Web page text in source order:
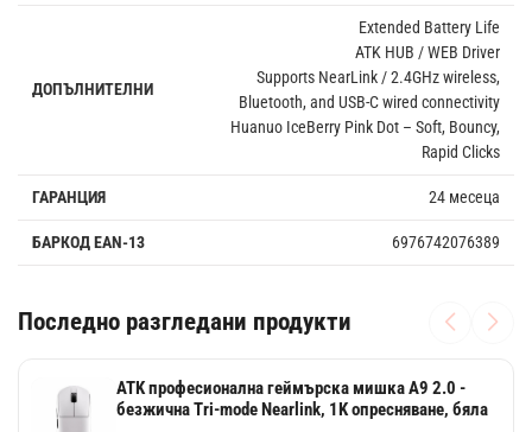
ДОПЪЛНИТЕЛНИ
Extended Battery Life
ATK HUB / WEB Driver
Supports NearLink / 2.4GHz wireless,
Bluetooth, and USB-C wired connectivity
Huanuo IceBerry Pink Dot – Soft, Bouncy,
Rapid Clicks
ГАРАНЦИЯ 24 месеца
БАРКОД EAN-13 6976742076389
Последно разгледани продукти
ATK професионална геймърска мишка A9 2.0 -
безжична Tri-mode Nearlink, 1K опресняване, бяла